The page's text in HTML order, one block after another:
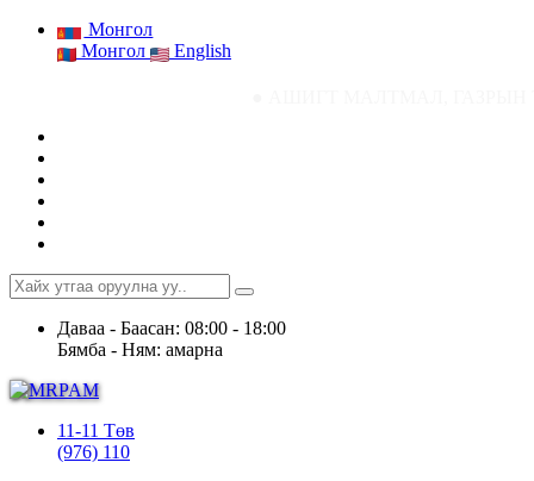
Монгол
Монгол
English
Даваа - Баасан: 08:00 - 18:00
Бямба - Ням: амарна
11-11 Төв
(976) 110